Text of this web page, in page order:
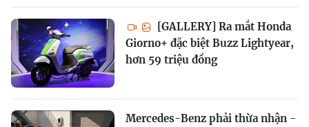
[GALLERY] Ra mắt Honda
Giorno+ đặc biệt Buzz Lightyear,
hơn 59 triệu đồng
Mercedes-Benz phải thừa nhận -